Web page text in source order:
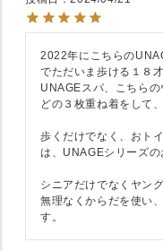
2022年にこちらの
でただいま歩ける１８才
UNAGEスパ、こちら
どの３枚重ね着をして
歩くだけでなく、おト
は、UNAGEシリーズの
シニアだけでなくヤン
無理なくからだを使い
す。